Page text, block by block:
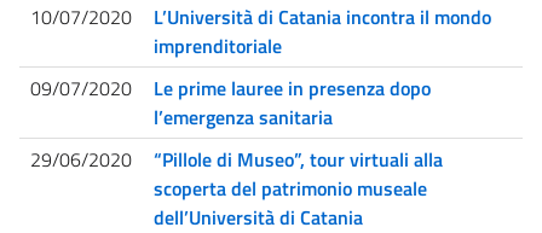
10/07/2020
L’Università di Catania incontra il mondo
imprenditoriale
09/07/2020
Le prime lauree in presenza dopo
l’emergenza sanitaria
29/06/2020
“Pillole di Museo”, tour virtuali alla
scoperta del patrimonio museale
dell’Università di Catania